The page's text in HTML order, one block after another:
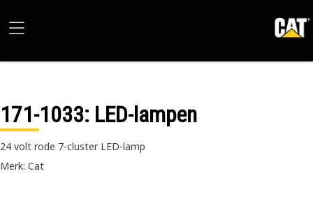
171-1033: LED-lampen
24 volt rode 7-cluster LED-lamp
Merk: Cat